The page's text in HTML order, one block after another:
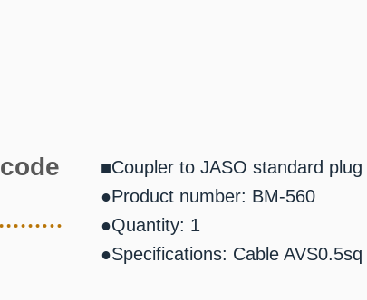
■Coupler to JASO standard plug
●Product number: BM-560
●Quantity: 1
●Specifications: Cable AVS0.5sq